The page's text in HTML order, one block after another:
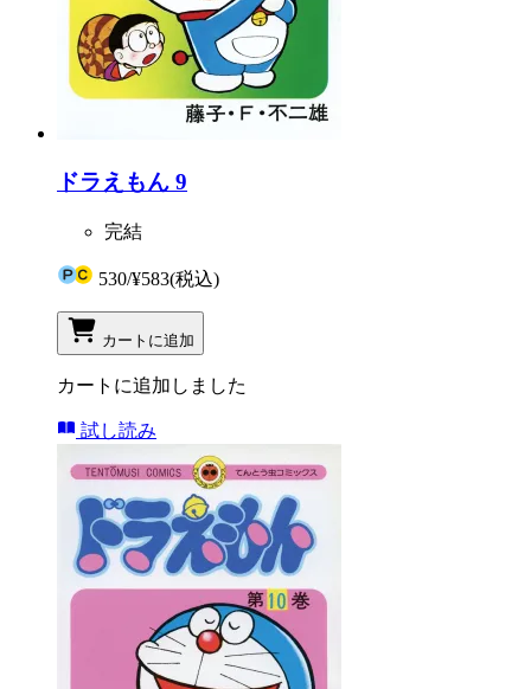
ドラえもん 9
完結
530/¥583(税込)
カートに追加
カートに追加しました
試し読み